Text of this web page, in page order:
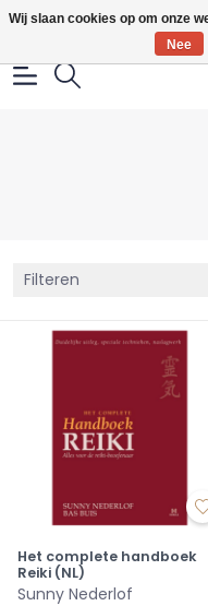
Gratis
Filteren
Het complete handboek
Reiki (NL)
Sunny Nederlof
Wij slaan cookies op om onze
Nee